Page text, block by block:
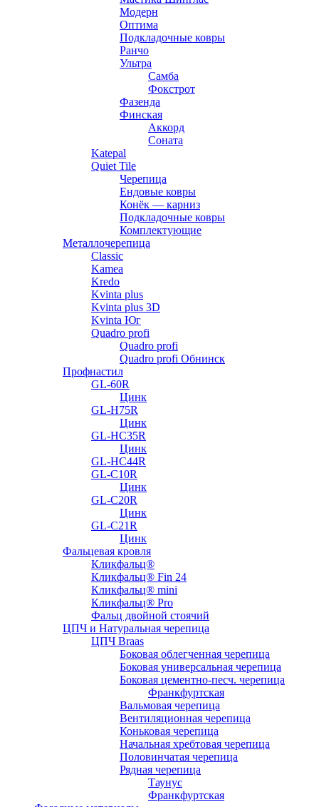
Модерн
Оптима
Подкладочные ковры
Ранчо
Ультра
Самба
Фокстрот
Фазенда
Финская
Аккорд
Соната
Katepal
Quiet Tile
Черепица
Ендовые ковры
Конёк — карниз
Подкладочные ковры
Комплектующие
Металлочерепица
Classic
Kamea
Kredo
Kvinta plus
Kvinta plus 3D
Kvinta Юг
Quadro profi
Quadro profi
Quadro profi Обнинск
Профнастил
GL-60R
Цинк
GL-H75R
Цинк
GL-HC35R
Цинк
GL-HC44R
GL-С10R
Цинк
GL-С20R
Цинк
GL-С21R
Цинк
Фальцевая кровля
Кликфальц®
Кликфальц® Fin 24
Кликфальц® mini
Кликфальц® Pro
Фальц двойной стоячий
ЦПЧ и Натуральная черепица
ЦПЧ Braas
Боковая облегченная черепица
Боковая универсальная черепица
Боковая цементно-песч. черепица
Франкфуртская
Вальмовая черепица
Вентиляционная черепица
Коньковая черепица
Начальная хребтовая черепица
Половинчатая черепица
Рядная черепица
Таунус
Франкфуртская